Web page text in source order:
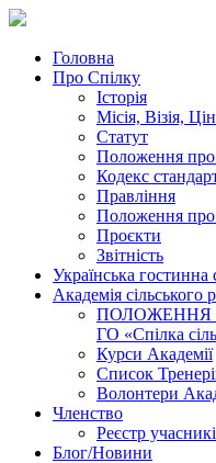
Головна
Про Спілку
Історія
Місія, Візія,
Статут
Положення про
Кодекс
Правління
Положення про
Проєкти
Звітність
Українська гостинна
Академія сільського
ПОЛОЖЕННЯ
ГО «Спілка
Курси Академії
Список
Волонтери
Членство
Реєстр
Блог/Новини